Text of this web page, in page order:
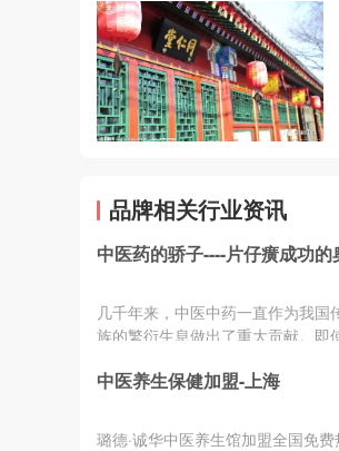
品牌相关行业资讯
中医药的骄子----片仔癀成功的
几千年来，中医中药一直作为我国
族的繁衍生息做出了重大贡献。即
中医养生保健加盟-上海
璐德·诚华中医养生馆加盟全国免